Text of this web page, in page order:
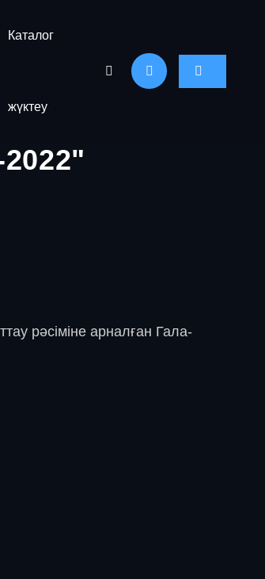
Каталог
жүктеу
рәсіміне арналған Гала-